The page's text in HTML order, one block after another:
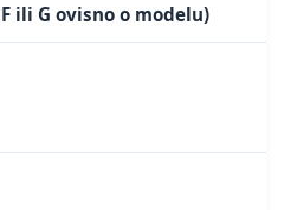
ili G ovisno o modelu)